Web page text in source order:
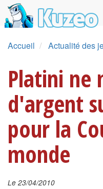
Accueil Actualité des
Platini ne
d'argent
pour la
monde
Le 23/04/2010